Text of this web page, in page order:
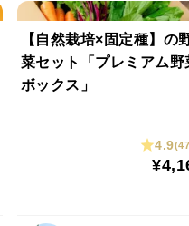
【自然栽培×固定種】の
菜セット「プレミアム野
ボックス」
4.9